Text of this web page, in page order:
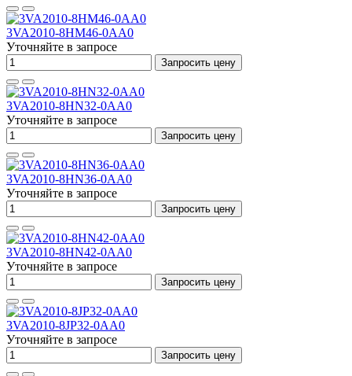
3VA2010-8HM46-0AA0
Уточняйте в запросе
Запросить цену
3VA2010-8HN32-0AA0
Уточняйте в запросе
Запросить цену
3VA2010-8HN36-0AA0
Уточняйте в запросе
Запросить цену
3VA2010-8HN42-0AA0
Уточняйте в запросе
Запросить цену
3VA2010-8JP32-0AA0
Уточняйте в запросе
Запросить цену